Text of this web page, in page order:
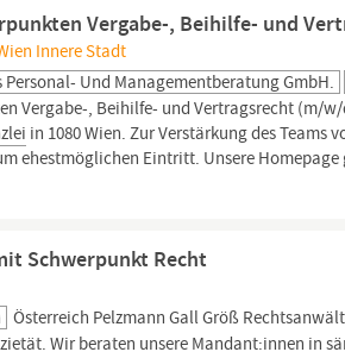
Vergabe-, Beihilfe- und
Innere Stadt
Personal- Und Managementberatung GmbH.
Vergabe-, Beihilfe- und Vertragsrecht (m/w/
in 1080 Wien. Zur Verstärkung des
ehestmöglichen Eintritt. Unsere Homepage
Schwerpunkt Recht
Österreich Pelzmann Gall Größ
Wir beraten unsere Mandant:innen in